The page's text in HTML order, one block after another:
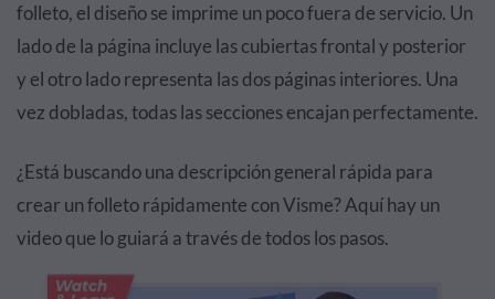
folleto, el diseño se imprime un poco fuera de servicio. Un
lado de la página incluye las cubiertas frontal y posterior
y el otro lado representa las dos páginas interiores. Una
vez dobladas, todas las secciones encajan perfectamente.
¿Está buscando una descripción general rápida para
crear un folleto rápidamente con Visme? Aquí hay un
video que lo guiará a través de todos los pasos.